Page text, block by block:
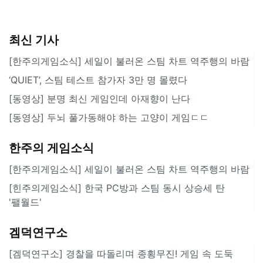
최신 기사
[한주의게임소식] 세일이 불러온 스팀 차트 역주행의 바람
‘QUIET’, 스팀 테스트 참가자 3만 명 몰렸다
[동영상] 분명 최신 게임인데 아재향이 난다
[동영상] 두뇌 풀가동해야 하는 고양이 게임ㄷㄷ
한주의 게임소식
[한주의게임소식] 세일이 불러온 스팀 차트 역주행의 바람
[힌주의게임소식] 한국 PC방과 스팀 동시 상승세 탄
'팰월드'
겜덕연구소
[겜덕연구소] 경찰을 따돌리며 종횡무진! 게임 속 도둑